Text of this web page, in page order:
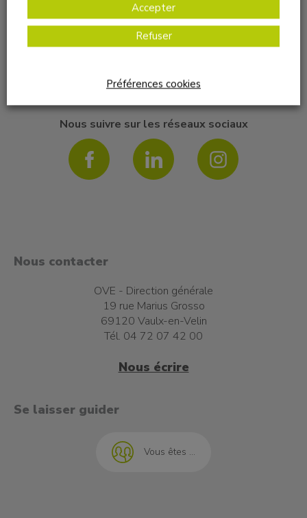
S'inscrire à la newsletter
Nous suivre sur les réseaux sociaux
Nous contacter
OVE - Direction générale
19 rue Marius Grosso
69120 Vaulx-en-Velin
Tél. 04 72 07 42 00
Nous écrire
Se laisser guider
Vous êtes ...
Accepter
Refuser
Préférences cookies